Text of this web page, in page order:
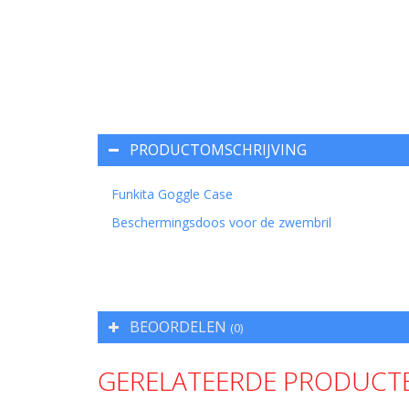
PRODUCTOMSCHRIJVING
Funkita Goggle Case
Beschermingsdoos voor de zwembril
BEOORDELEN (0)
GERELATEERDE